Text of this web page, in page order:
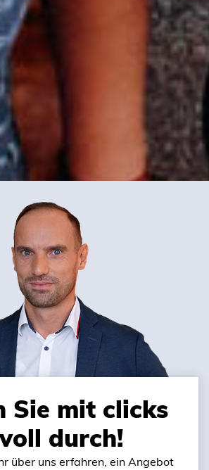
Sie mit clicks
durch!
über uns erfahren, ein Angebot